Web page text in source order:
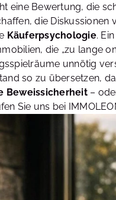
eine Bewertung, die
die
Käuferpsychologie.
die „zu lange
unnötig
so zu übersetzen,
Beweissicherheit–
Sie uns bei